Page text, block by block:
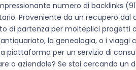
numero di backlinks
Proveniente da un recupero
di partenza per molteplici progetti
la genealogia, o i viaggi
piattaforma per un servizio di
o aziendale? Se stai cercando un